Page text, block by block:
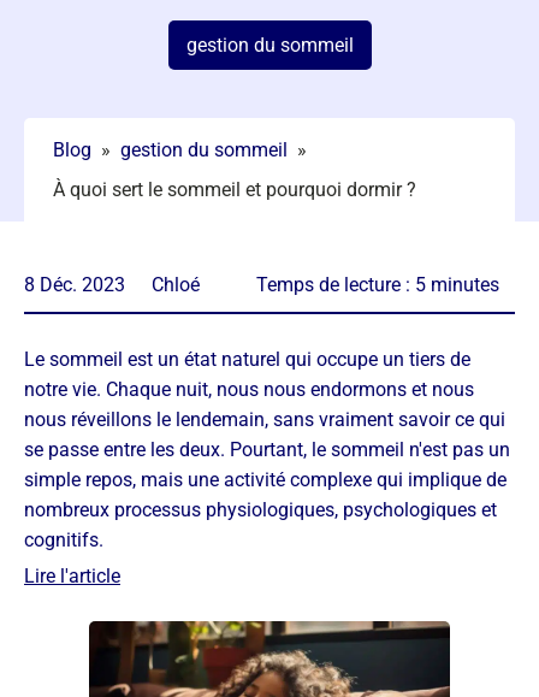
gestion du sommeil
Blog » gestion du sommeil »
À quoi sert le sommeil et pourquoi dormir ?
8 Déc. 2023 Chloé Temps de lecture : 5 minutes
Le sommeil est un état naturel qui occupe un tiers de
notre vie. Chaque nuit, nous nous endormons et nous
nous réveillons le lendemain, sans vraiment savoir ce qui
se passe entre les deux. Pourtant, le sommeil n'est pas un
simple repos, mais une activité complexe qui implique de
nombreux processus physiologiques, psychologiques et
cognitifs.
Lire l'article